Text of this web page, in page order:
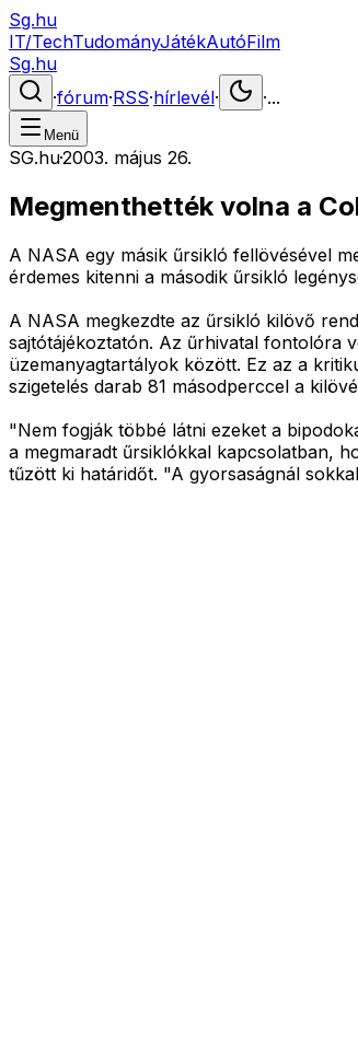
Sg.hu
IT/TechTudományJátékAutóFilm
Sg.hu
·fórum·RSS·hírlevél· ·...
Menü
SG.hu·2003. május 26.
Megmenthették volna a
A NASA egy másik űrsikló fellövésével
érdemes kitenni a második űrsikló
A NASA megkezdte az űrsikló kilövő
sajtótájékoztatón. Az űrhivatal fontolóra
üzemanyagtartályok között. Ez az a
szigetelés darab 81 másodperccel a
"Nem fogják többé látni ezeket a
a megmaradt űrsiklókkal kapcsolatban,
tűzött ki határidőt. "A gyorsaságnál